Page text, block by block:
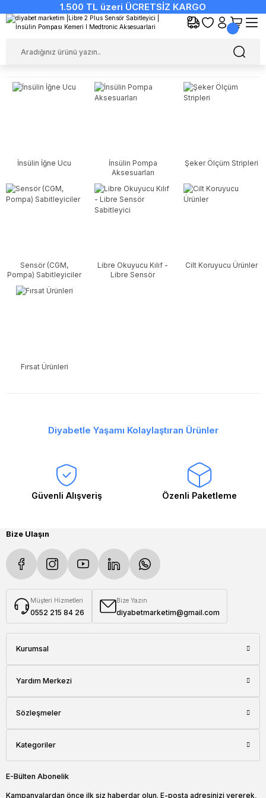
1.500 TL üzeri ÜCRETSİZ KARGO
İnsülin İğne Ucu
İnsülin Pompa
Aksesuarları
Şeker Ölçüm Stripleri
Sensör (CGM,
Pompa) Sabitleyiciler
Libre Okuyucu Kılıf -
Libre Sensör
Cilt Koruyucu Ürünler
Fırsat Ürünleri
Diyabetle Yaşamı Kolaylaştıran Ürünler
Güvenli Alışveriş Özenli Paketleme
Bize Ulaşın
Müşteri Hizmetleri
0552 215 84 26
Bize Yazın
diyabetmarketim@gmail.com
Kurumsal
Yardım Merkezi
Sözleşmeler
Kategoriler
E-Bülten Abonelik
Kampanyalardan önce ilk siz haberdar olun. E-posta adresinizi vererek,